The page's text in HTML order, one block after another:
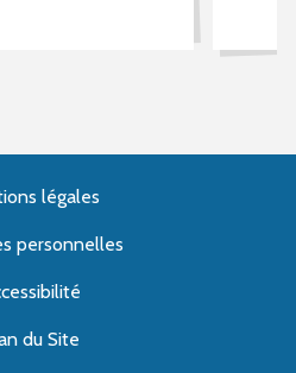
légales
personnelles
du Site